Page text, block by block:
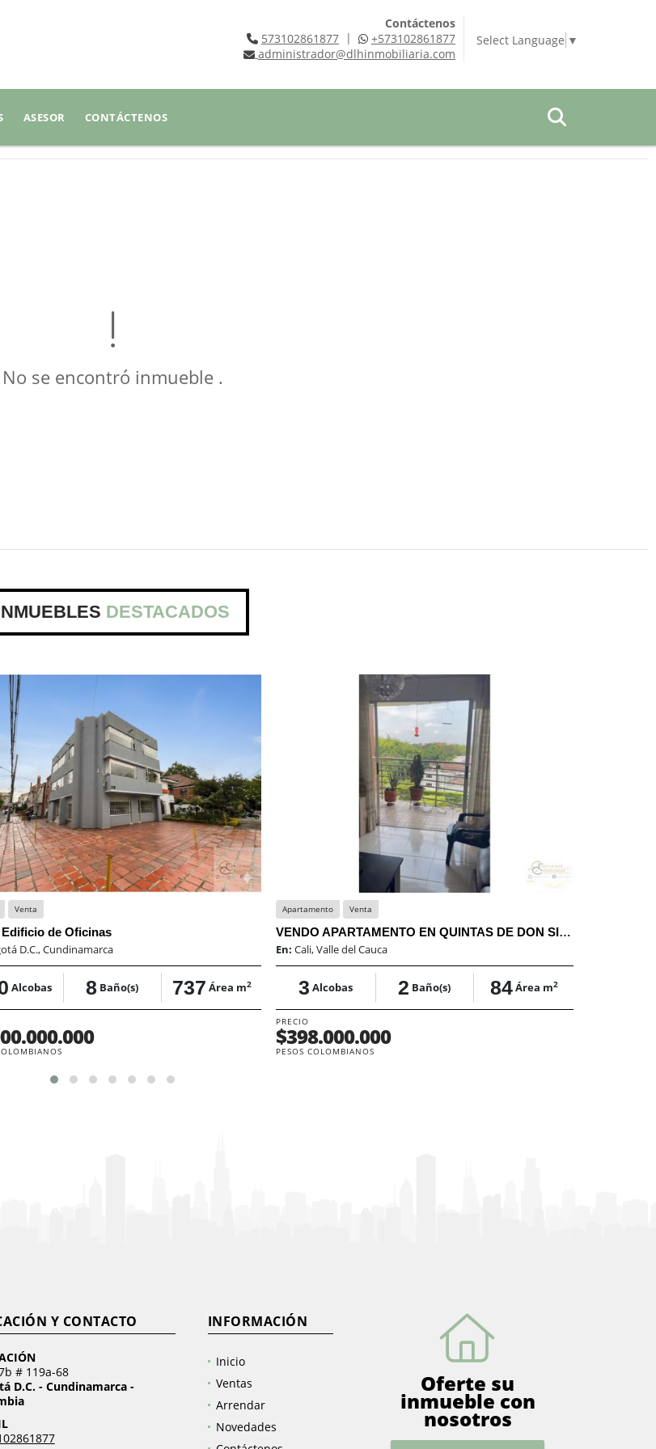
Contáctenos
573102861877|
+573102861877
administrador@dlhinmobiliaria.com
Select Language ▼
ASESOR CONTÁCTENOS
No se encontró inmueble .
DESTACADOS
Venta
de Oficinas
D.C., Cundinamarca
Alcobas 8 Baño(s) 737 Área m2
Apartamento Venta
VENDO APARTAMENTO EN QUINTAS DE DON SIMÓN | 84 M²
En: Cali, Valle del Cauca
3 Alcobas 2 Baño(s) 84Área m2
PRECIO
$398.000.000
PESOS COLOMBIANOS
Y CONTACTO
# 119a-68
D.C. - Cundinamarca -
INFORMACIÓN
Inicio
Ventas
Arrendar
Novedades
Oferte su
inmueble con
nosotros